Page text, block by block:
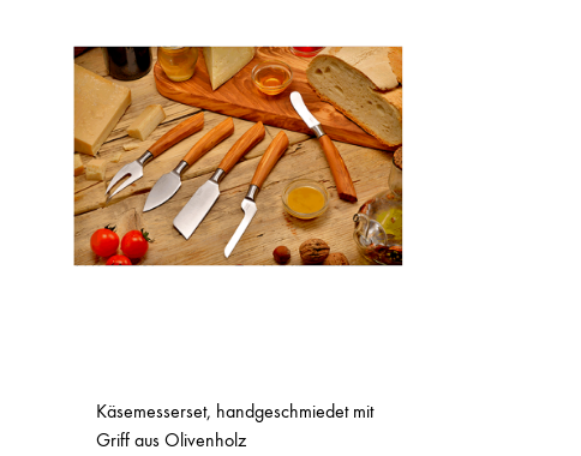
Käsemesserset, handgeschmiedet mit
Griff aus Olivenholz